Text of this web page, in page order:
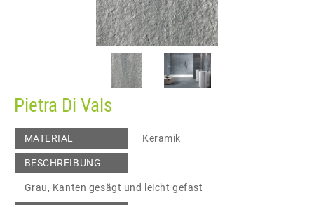
Pietra Di Vals
MATERIAL Keramik
BESCHREIBUNG
Grau, Kanten gesägt und leicht gefast